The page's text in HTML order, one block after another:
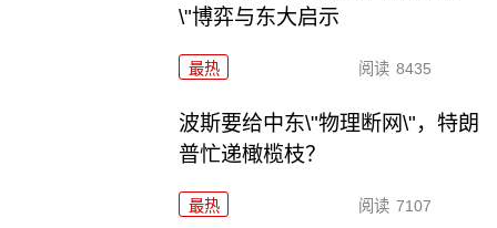
\"博弈与东大启示
最热 阅读 8435
波斯要给中东\"物理断网\"，特朗
普忙递橄榄枝？
最热 阅读 7107